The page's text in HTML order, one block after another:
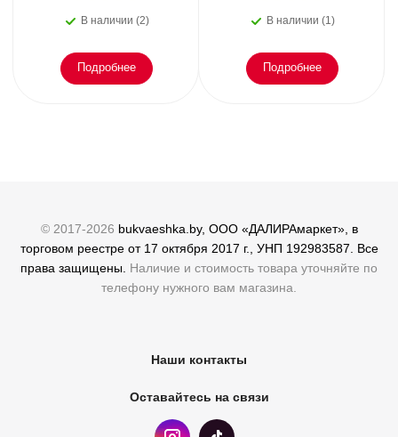
эмоциональное
В наличии (2)
Подробнее
елки
В наличии (1)
Подробнее
© 2017-2026 bukvaeshka.by, ООО «ДАЛИРАмаркет», в
торговом реестре от 17 октября 2017 г., УНП 192983587. Все
права защищены. Наличие и стоимость товара уточняйте по
телефону нужного вам магазина.
Наши контакты
Оставайтесь на связи